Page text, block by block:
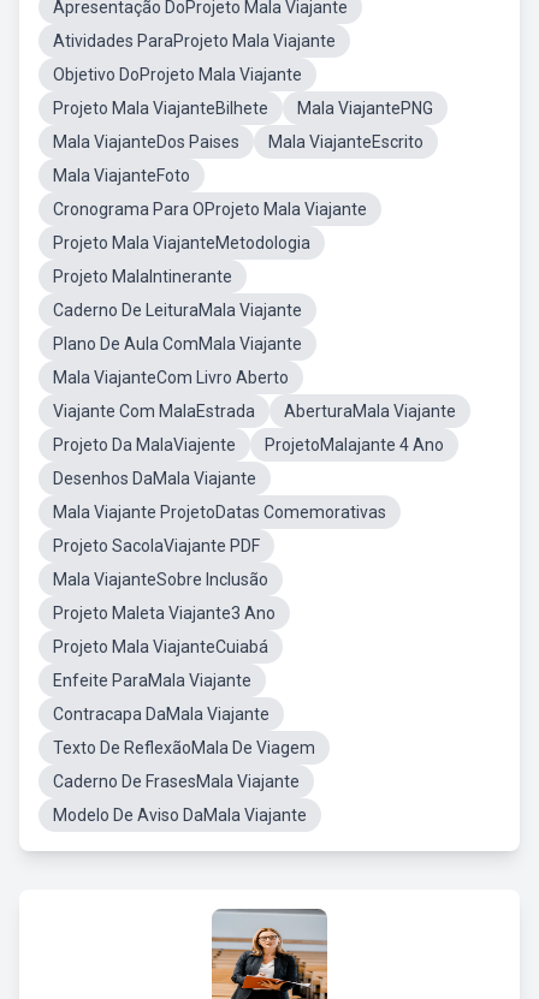
Apresentação DoProjeto Mala Viajante
Atividades ParaProjeto Mala Viajante
Objetivo DoProjeto Mala Viajante
Projeto Mala ViajanteBilhete
Mala ViajantePNG
Mala ViajanteDos Paises
Mala ViajanteEscrito
Mala ViajanteFoto
Cronograma Para OProjeto Mala Viajante
Projeto Mala ViajanteMetodologia
Projeto MalaIntinerante
Caderno De LeituraMala Viajante
Plano De Aula ComMala Viajante
Mala ViajanteCom Livro Aberto
Viajante Com MalaEstrada
AberturaMala Viajante
Projeto Da MalaViajente
ProjetoMalajante 4 Ano
Desenhos DaMala Viajante
Mala Viajante ProjetoDatas Comemorativas
Projeto SacolaViajante PDF
Mala ViajanteSobre Inclusão
Projeto Maleta Viajante3 Ano
Projeto Mala ViajanteCuiabá
Enfeite ParaMala Viajante
Contracapa DaMala Viajante
Texto De ReflexãoMala De Viagem
Caderno De FrasesMala Viajante
Modelo De Aviso DaMala Viajante